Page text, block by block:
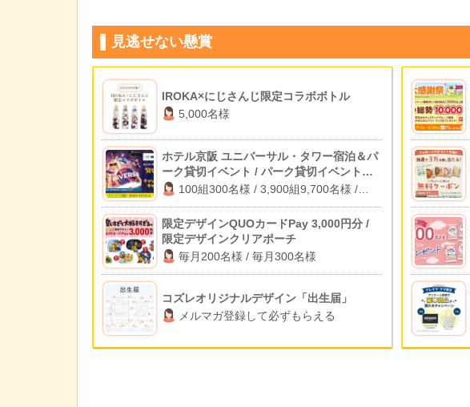
見逃せない懸賞
IROKA×にじさんじ限定コラボボトル
5,000名様
ホテル京阪 ユニバーサル・タワー宿泊＆パ
ーク貸切イベント / パーク貸切イベント招
待 / 1万円キャッシュバック
100組300名様 / 3,900組9,700名様 /
2,000名様
限定デザインQUOカードPay 3,000円分 /
限定デザインクリアポーチ
毎月200名様 / 毎月300名様
コズレオリジナルデザイン「出生届」
メルマガ登録して必ずもらえる